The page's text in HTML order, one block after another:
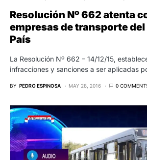
#Media Distancia Destacado